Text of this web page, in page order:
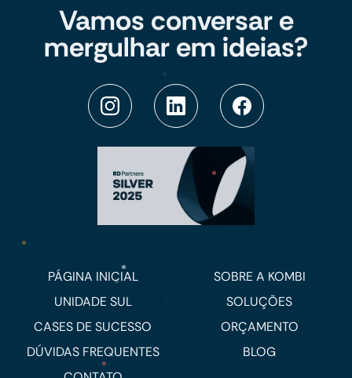
Vamos conversar e
mergulhar em ideias?
PÁGINA INICIAL
SOBRE A KOMBI
UNIDADE SUL
SOLUÇÕES
CASES DE SUCESSO
ORÇAMENTO
DÚVIDAS FREQUENTES
BLOG